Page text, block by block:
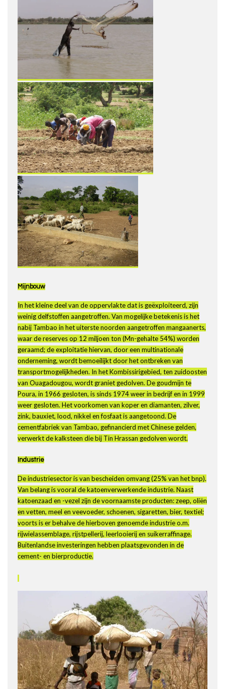
Mijnbouw
In het kleine deel van de oppervlakte dat is geëxploiteerd, zijn
weinig delfstoffen aangetroffen. Van mogelijke betekenis is het
nabij Tambao in het uiterste noorden aangetroffen mangaanerts,
waar de reserves op 12 miljoen ton (Mn-gehalte 54%) worden
geraamd; de exploitatie hiervan, door een multinationale
onderneming, wordt bemoeilijkt door het ontbreken van
transportmogelijkheden. In het Kombissirigebied, ten zuidoosten
van Ouagadougou, wordt graniet gedolven. De goudmijn te
Poura, in 1966 gesloten, is sinds 1974 weer in bedrijf en in 1999
weer gesloten. Het voorkomen van koper en diamanten, zilver,
zink, bauxiet, lood, nikkel en fosfaat is aangetoond. De
cementfabriek van Tambao, gefinancierd met Chinese gelden,
verwerkt de kalksteen die bij Tin Hrassan gedolven wordt.
Industrie
De industriesector is van bescheiden omvang (25% van het bnp).
Van belang is vooral de katoenverwerkende industrie. Naast
katoenzaad en -vezel zijn de voornaamste producten: zeep, oliën
en vetten, meel en veevoeder, schoenen, sigaretten, bier, textiel;
voorts is er behalve de hierboven genoemde industrie o.m.
rijwielassemblage, rijstpellerij, leerlooierij en suikerraffinage.
Buitenlandse investeringen hebben plaatsgevonden in de
cement- en bierproductie.